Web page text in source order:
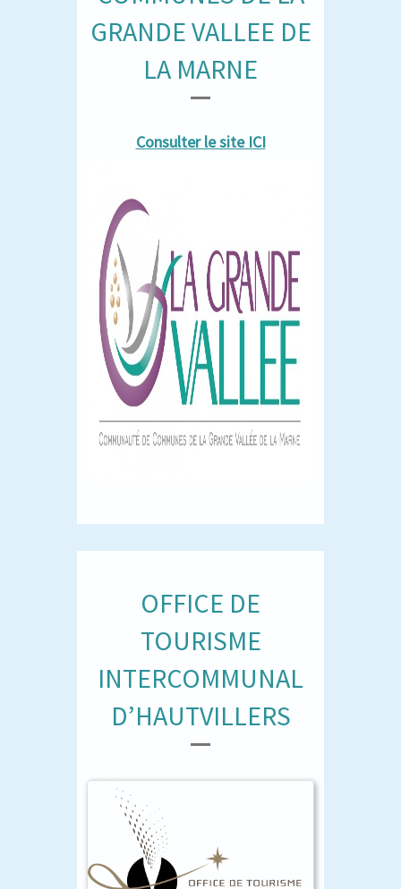
GRANDE VALLEE DE
LA MARNE
Consulter le site ICI
OFFICE DE
TOURISME
INTERCOMMUNAL
D’HAUTVILLERS